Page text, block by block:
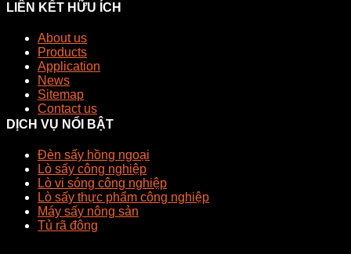
LIÊN KẾT HỮU ÍCH
About us
Products
Application
News
Sitemap
Contact us
DỊCH VỤ NỔI BẬT
Đèn sấy hồng ngoại
Lò sấy công nghiệp
Lò vi sóng công nghiệp
Lò sấy thực phẩm công nghiệp
Máy sấy nông sản
Tủ rã đông